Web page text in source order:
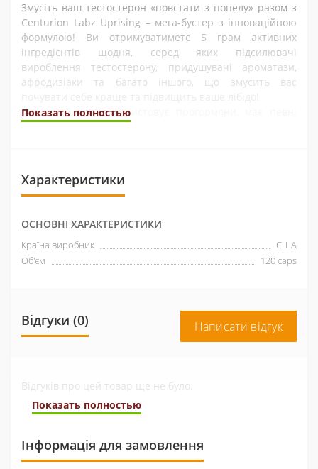
Змусіть ваш тестостерон «повстати з попелу» разом з
Centurion Labz Uprising – мега-бустер з інноваційною
формулою! Ви отримуватимете 5 грам активних
інгредієнтів щодня, серед яких підсилювачі
вироблення тестостерону, придушувачі ароматази,
афродизіаки та багато іншого, що змусить вас
Будь-який, хто використовує прогормони, має певні
використовує прогормони, але і натуральним »
Показать полностью
Характеристики
ОСНОВНІ ХАРАКТЕРИСТИКИ
Країна виробник
США
Об'єм
120 caps
Відгуки (0) Написати відгук
Відгуків про цей товар ще не було.
Показать полностью
Інформація для замовлення